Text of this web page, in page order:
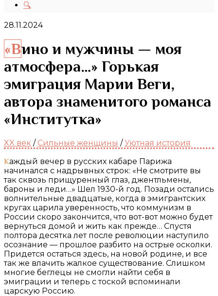
🔍
28.11.2024
«Вино и мужчины — моя
атмосфера…» Горькая
эмиграция Марии Веги,
автора знаменитого романса
«Институтка»
XX век / Сильные женщины /Уютная история
Каждый вечер в русских кабаре Парижа
начинался с надрывных строк: «Не смотрите вы
так сквозь прищуренный глаз, джентльмены,
бароны и леди…» Шел 1930-й год. Позади остались
волнительные двадцатые, когда в эмигрантских
кругах царила уверенность, что коммунизм в
России скоро закончится, что вот-вот можно будет
вернуться домой и жить как прежде… Спустя
полтора десятка лет после революции наступило
осознание — прошлое разбито на острые осколки.
Придется остаться здесь, на новой родине, и все
так же влачить жалкое существование. Слишком
многие беглецы не смогли найти себя в
эмиграции и теперь с тоской вспоминали
царскую Россию.